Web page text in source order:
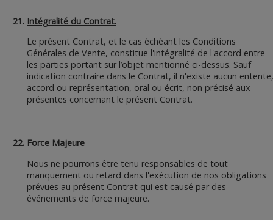
Intégralité du Contrat.
Le présent Contrat, et le cas échéant les Conditions
Générales de Vente, constitue l'intégralité de l'accord entre
les parties portant sur l’objet mentionné ci-dessus. Sauf
indication contraire dans le Contrat, il n'existe aucun entente,
accord ou représentation, oral ou écrit, non précisé aux
présentes concernant le présent Contrat.
Force Majeure
Nous ne pourrons être tenu responsables de tout
manquement ou retard dans l'exécution de nos obligations
prévues au présent Contrat qui est causé par des
événements de force majeure.